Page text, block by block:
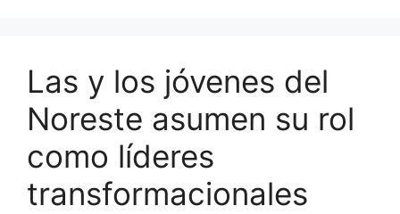
Las y los jóvenes del
Noreste asumen su rol
como líderes
transformacionales